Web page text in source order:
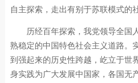
自主探索，走出有别于苏联模式的
历经百年探索，我党领导全国
熟稳定的中国特色社会主义道路。
到强起来的历史性跨越，屹立于世
身实践为广大发展中国家，各国无